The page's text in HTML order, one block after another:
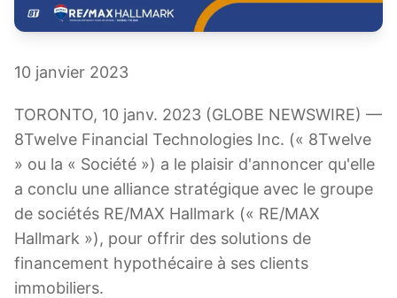
10 janvier 2023
TORONTO, 10 janv. 2023 (GLOBE NEWSWIRE) —
8Twelve Financial Technologies Inc. (« 8Twelve
» ou la « Société ») a le plaisir d'annoncer qu'elle
a conclu une alliance stratégique avec le groupe
de sociétés RE/MAX Hallmark (« RE/MAX
Hallmark »), pour offrir des solutions de
financement hypothécaire à ses clients
immobiliers.